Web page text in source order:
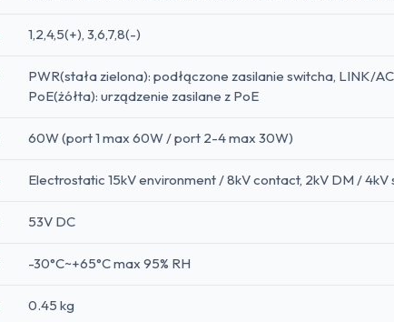
1,2,4,5(+), 3,6,7,8(-)
PWR(stała zielona): podłączone zasilanie switcha, LINK/
PoE(żółta): urządzenie zasilane z PoE
60W (port 1 max 60W / port 2-4 max 30W)
Electrostatic 15kV environment / 8kV contact, 2kV DM /
53V DC
-30°C~+65°C max 95% RH
0.45 kg